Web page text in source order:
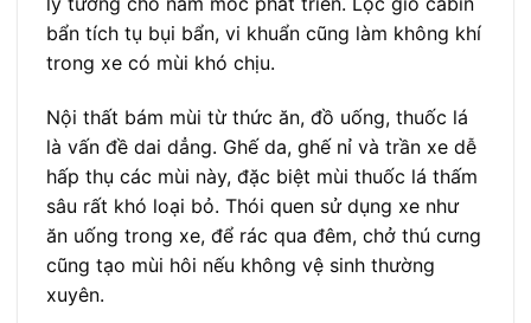
bẩn tích tụ bụi bẩn, vi khuẩn cũng làm không khí
trong xe có mùi khó chịu.
Nội thất bám mùi từ thức ăn, đồ uống, thuốc lá
là vấn đề dai dẳng. Ghế da, ghế nỉ và trần xe dễ
hấp thụ các mùi này, đặc biệt mùi thuốc lá thấm
sâu rất khó loại bỏ. Thói quen sử dụng xe như
ăn uống trong xe, để rác qua đêm, chở thú cưng
cũng tạo mùi hôi nếu không vệ sinh thường
xuyên.